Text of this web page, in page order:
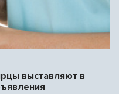
выставляют в